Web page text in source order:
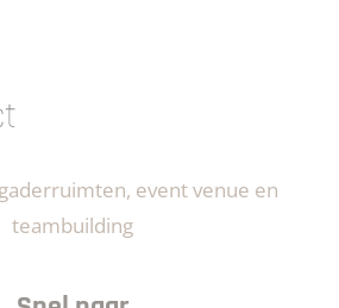
event venue en
teambuilding